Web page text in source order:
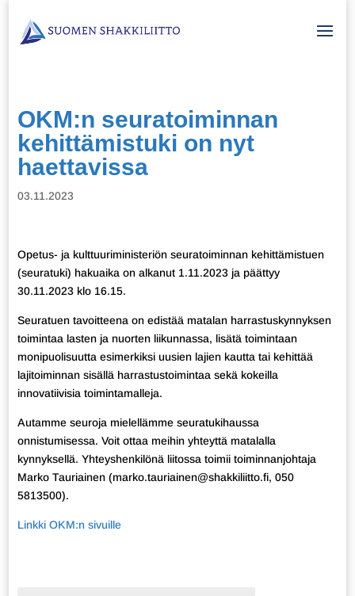
OKM:n seuratoiminnan
kehittämistuki on nyt
haettavissa
03.11.2023
Opetus- ja kulttuuriministeriön seuratoiminnan kehittämistuen
(seuratuki) hakuaika on alkanut 1.11.2023 ja päättyy
30.11.2023 klo 16.15.
Seuratuen tavoitteena on edistää matalan harrastuskynnyksen
toimintaa lasten ja nuorten liikunnassa, lisätä toimintaan
monipuolisuutta esimerkiksi uusien lajien kautta tai kehittää
lajitoiminnan sisällä harrastustoimintaa sekä kokeilla
innovatiivisia toimintamalleja.
Autamme seuroja mielellämme seuratukihaussa
onnistumisessa. Voit ottaa meihin yhteyttä matalalla
kynnyksellä. Yhteyshenkilönä liitossa toimii toiminnanjohtaja
Marko Tauriainen (marko.tauriainen@shakkiliitto.fi, 050
5813500).
Linkki OKM:n sivuille